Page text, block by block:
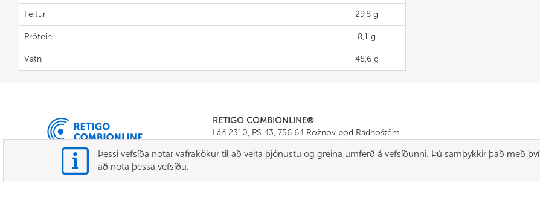
Feitur 29,8 g
Prótein 8,1 g
Vatn 48,6 g
RETIGO COMBIONLINE®
Láň 2310, PS 43, 756 64 Rožnov pod Radhoštěm
E-mail: info@combionline.com
Þessi vefsíða notar vafrakökur til að veita þjónustu og greina umferð á vefsíðunni. Þú samþykkir það með því
að nota þessa vefsíðu.